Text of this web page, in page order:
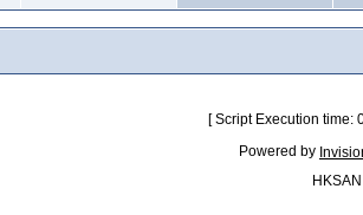
[ Script Execution
Powered by